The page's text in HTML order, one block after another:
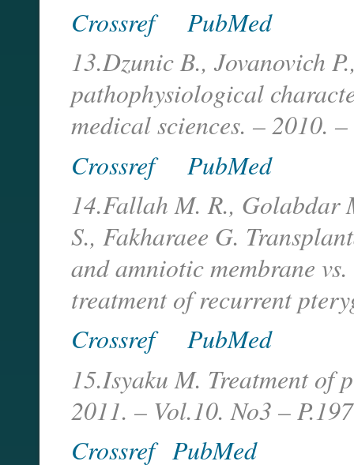
Crossref
PubMed
13.Dzunic B., Jovanovich
pathophysiological
medical sciences. – 2010.
Crossref
PubMed
14.Fallah M. R., Golabdar
S., Fakharaee G.
and amniotic membrane
treatment of recurrent
Crossref
PubMed
15.Isyaku M. Treatment of
2011. – Vol.10. No3 –
Crossref PubMed